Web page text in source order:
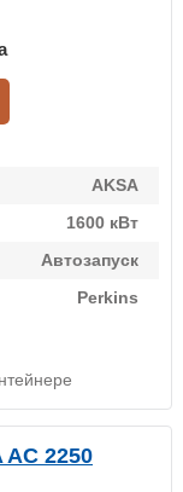
AKSA
1600 кВт
Автозапуск
Perkins
AC 2250